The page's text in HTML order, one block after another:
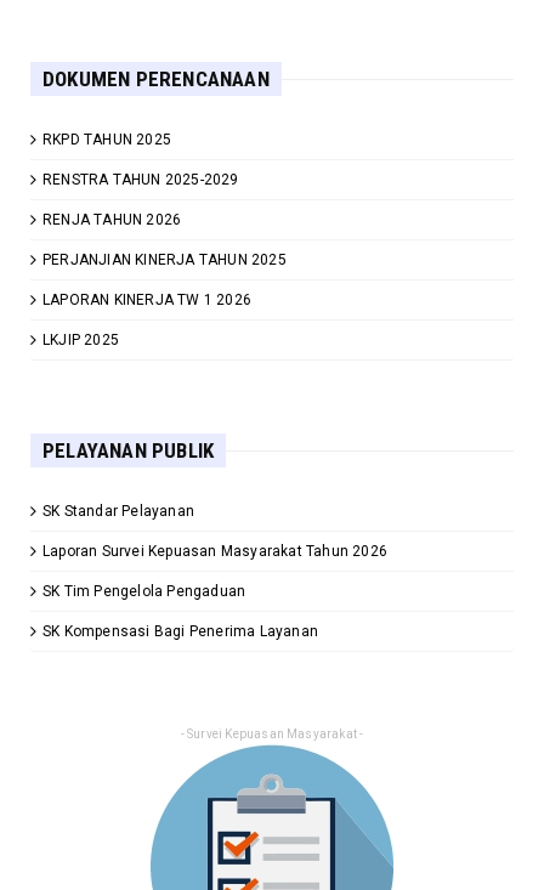
DOKUMEN PERENCANAAN
RKPD TAHUN 2025
RENSTRA TAHUN 2025-2029
RENJA TAHUN 2026
PERJANJIAN KINERJA TAHUN 2025
LAPORAN KINERJA TW 1 2026
LKJIP 2025
PELAYANAN PUBLIK
SK Standar Pelayanan
Laporan Survei Kepuasan Masyarakat Tahun 2026
SK Tim Pengelola Pengaduan
SK Kompensasi Bagi Penerima Layanan
- Survei Kepuasan Masyarakat -